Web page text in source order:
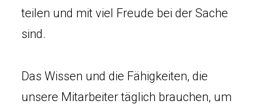
teilen und mit viel Freude bei der Sache
sind.
Das Wissen und die Fähigkeiten, die
unsere Mitarbeiter täglich brauchen, um